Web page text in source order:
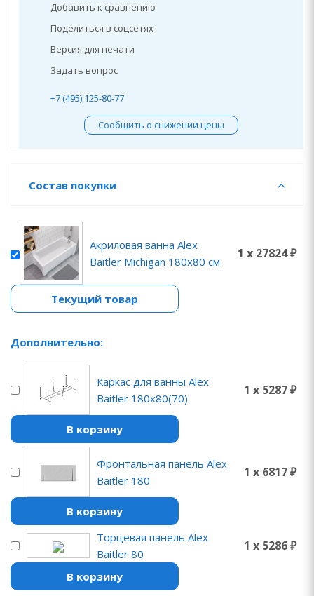
Добавить к сравнению
Поделиться в соцсетях
Версия для печати
Задать вопрос
+7 (495) 125-80-77
Сообщить о снижении цены
Состав покупки
Акриловая ванна Alex
Baitler Michigan 180x80 см
1 x 27824 ₽
Текущий товар
Дополнительно:
Каркас для ванны Alex
Baitler 180х80(70)
1 x 5287 ₽
В корзину
Фронтальная панель Alex
Baitler 180
1 x 6817 ₽
В корзину
Торцевая панель Alex
Baitler 80
1 x 5286 ₽
В корзину